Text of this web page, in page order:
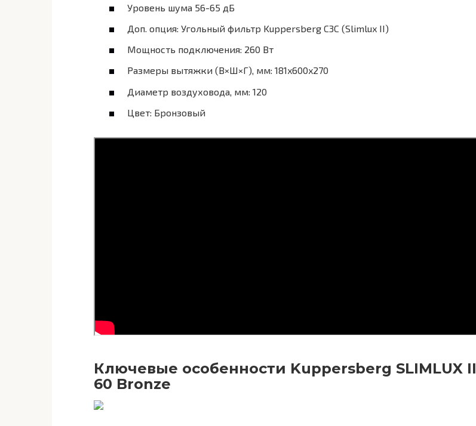
Уровень шума 56-65 дБ
Доп. опция: Угольный фильтр Kuppersberg C3C (Slimlux II)
Мощность подключения: 260 Вт
Размеры вытяжки (В×Ш×Г), мм: 181x600x270
Диаметр воздуховода, мм: 120
Цвет: Бронзовый
Ключевые особенности Kuppersberg SLIMLUX II
60 Bronze